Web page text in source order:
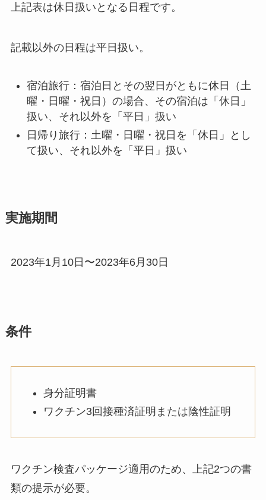
上記表は休日扱いとなる日程です。
記載以外の日程は平日扱い。
宿泊旅行：宿泊日とその翌日がともに休日（土
曜・日曜・祝日）の場合、その宿泊は「休日」
扱い、それ以外を「平日」扱い
日帰り旅行：土曜・日曜・祝日を「休日」とし
て扱い、それ以外を「平日」扱い
実施期間
2023年1月10日〜2023年6月30日
条件
身分証明書
ワクチン3回接種済証明または陰性証明
ワクチン検査パッケージ適用のため、上記2つの書
類の提示が必要。